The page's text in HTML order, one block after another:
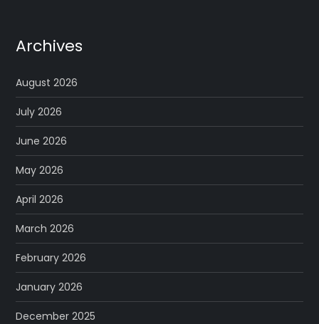
Archives
August 2026
July 2026
June 2026
May 2026
April 2026
March 2026
February 2026
January 2026
December 2025